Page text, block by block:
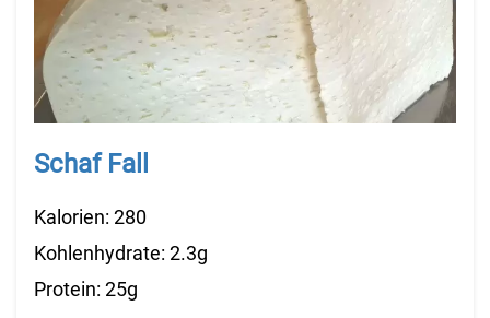
Schaf Fall
Kalorien: 280
Kohlenhydrate: 2.3g
Protein: 25g